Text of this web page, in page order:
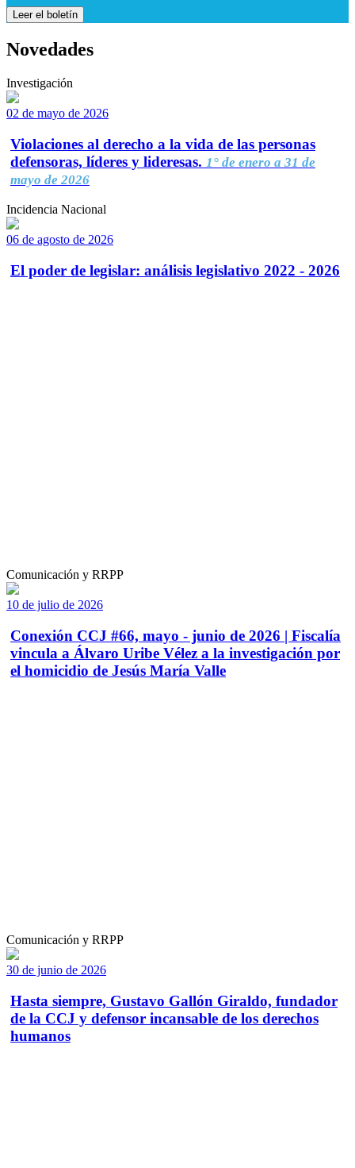
Leer el boletín
Novedades
Investigación
02 de mayo de 2026
Violaciones al derecho a la vida de las personas
defensoras, líderes y lideresas. 1° de enero a 31 de
mayo de 2026
Incidencia Nacional
06 de agosto de 2026
El poder de legislar: análisis legislativo 2022 - 2026
Comunicación y RRPP
10 de julio de 2026
Conexión CCJ #66, mayo - junio de 2026 | Fiscalía
vincula a Álvaro Uribe Vélez a la investigación por
el homicidio de Jesús María Valle
Comunicación y RRPP
30 de junio de 2026
Hasta siempre, Gustavo Gallón Giraldo, fundador
de la CCJ y defensor incansable de los derechos
humanos